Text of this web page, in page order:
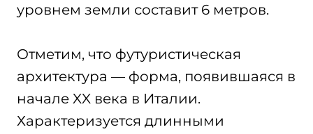
уровнем земли составит 6 метров.
Отметим, что футуристическая
архитектура — форма, появившаяся в
начале XX века в Италии.
Характеризуется длинными